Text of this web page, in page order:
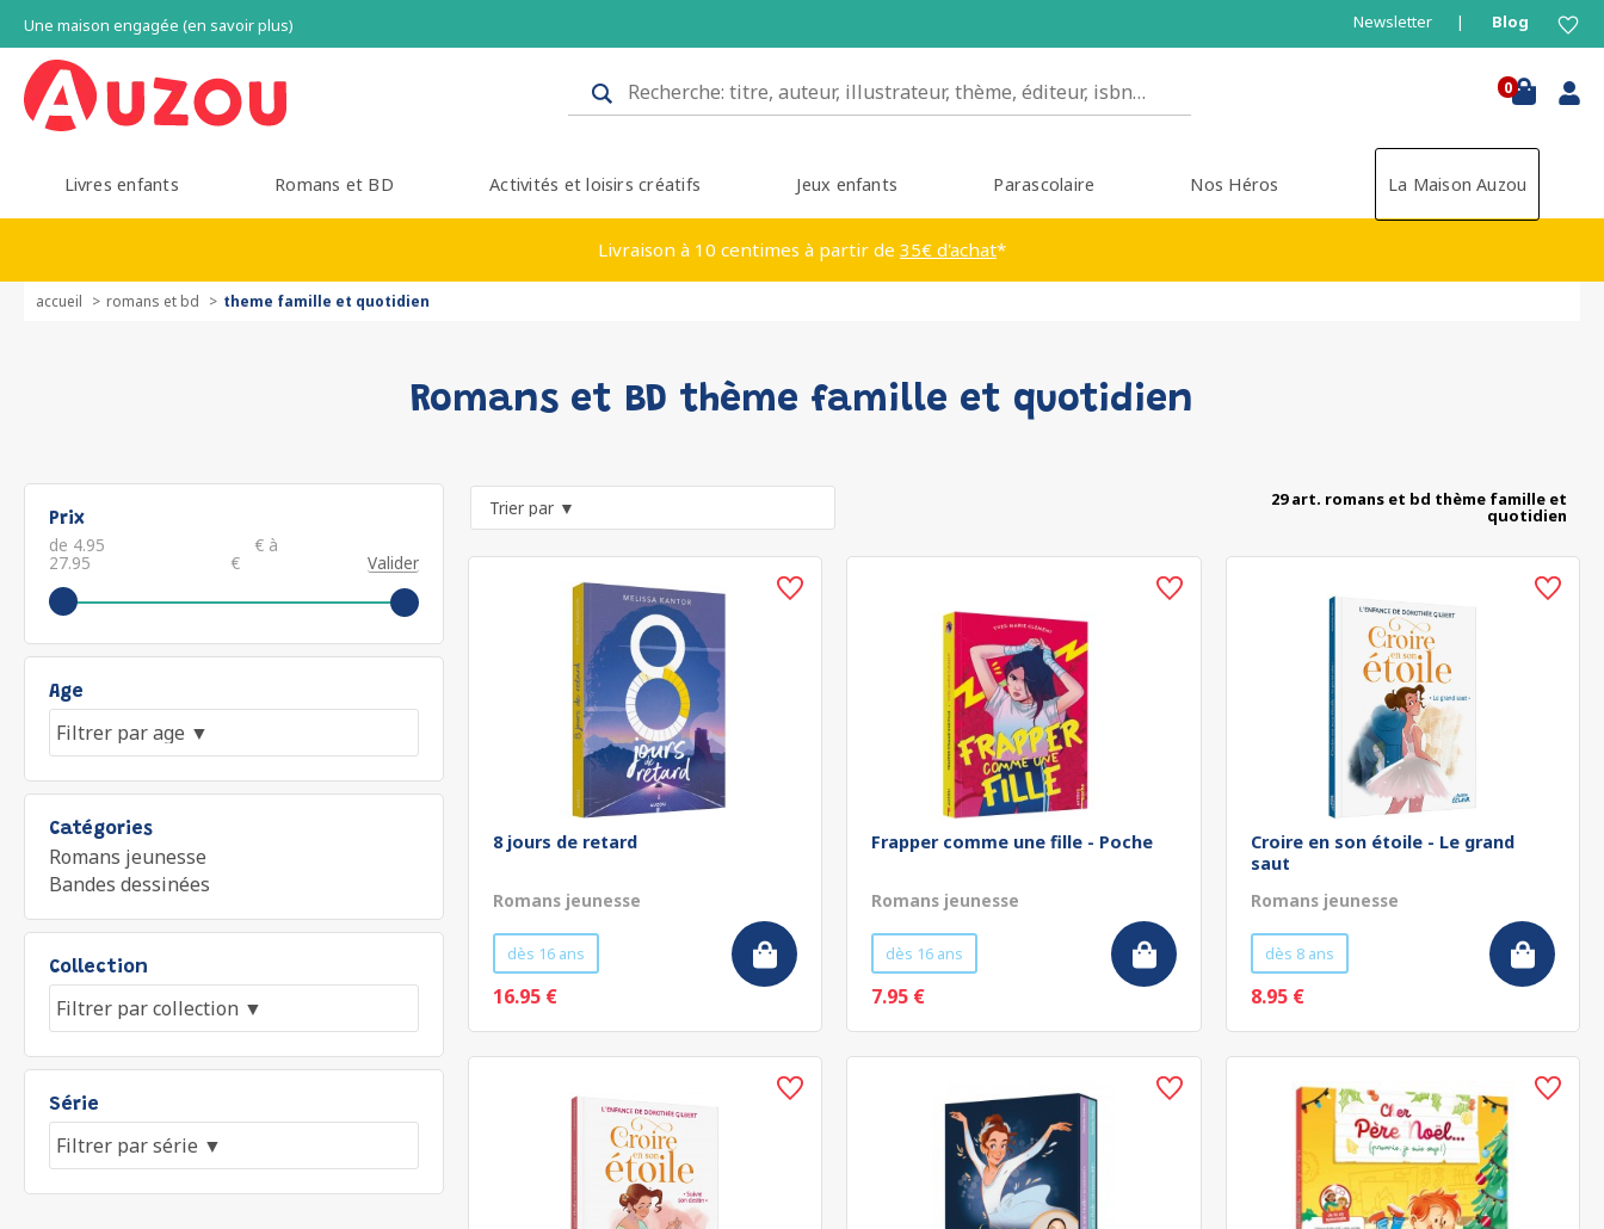
Une maison engagée (en savoir plus) Newsletter Blog
0
Livres enfants Romans et BD Activités et loisirs créatifs Jeux enfants Parascolaire Nos Héros La Maison Auzou
Livraison à 10 centimes à partir de 35€ d'achat*
accueil romans et bd theme famille et quotidien
Romans et BD thème famille et quotidien
Prix
de € à
€ Valider
Age
Catégories
Romans jeunesse
Bandes dessinées
Collection
Série
29 art. romans et bd thème famille et
quotidien
8 jours de retard
Romans jeunesse
dès 16 ans
16.95 €
Frapper comme une fille - Poche
Romans jeunesse
dès 16 ans
7.95 €
Croire en son étoile - Le grand
saut
Romans jeunesse
dès 8 ans
8.95 €